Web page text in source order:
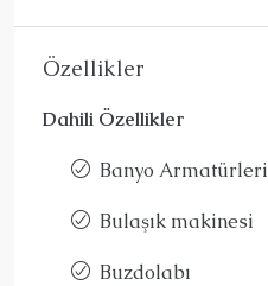
Özellikler
Dahili Özellikler
Banyo Armatürleri
Bulaşık makinesi
Buzdolabı